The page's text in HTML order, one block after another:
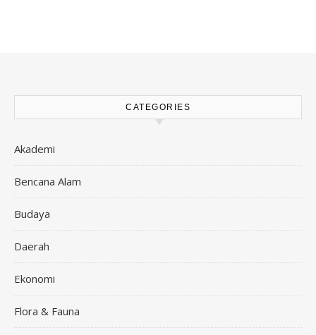
CATEGORIES
Akademi
Bencana Alam
Budaya
Daerah
Ekonomi
Flora & Fauna